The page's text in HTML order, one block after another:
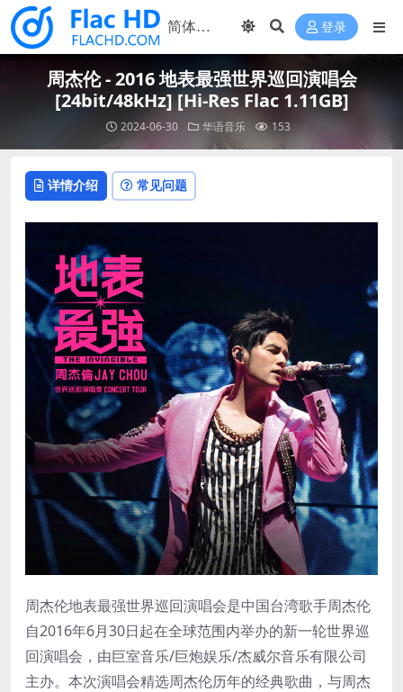
登录
周杰伦 - 2016 地表最强世界巡回演唱会
[24bit/48kHz] [Hi-Res Flac 1.11GB]
2024-06-30 华语音乐 153
详情介绍 常见问题
周杰伦地表最强世界巡回演唱会是中国台湾歌手周杰伦
自2016年6月30日起在全球范围内举办的新一轮世界巡
回演唱会，由巨室音乐/巨炮娱乐/杰威尔音乐有限公司
主办。本次演唱会精选周杰伦历年的经典歌曲，与周杰